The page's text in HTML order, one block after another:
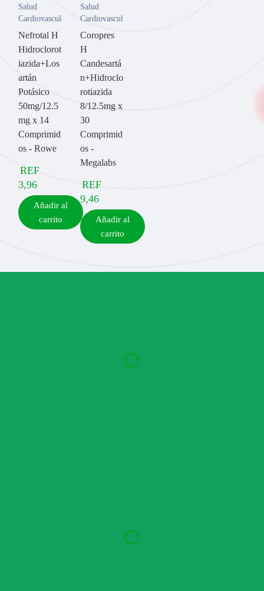
Salud
Cardiovascular
Nefrotal H
Hidroclorot
iazida+Los
artán
Potásico
50mg/12.5
mg x 14
Comprimid
os - Rowe
REF
3,96
Añadir al
carrito
Salud
Cardiovascular
Coropres
H
Candesartá
n+Hidroclo
rotiazida
8/12.5mg x
30
Comprimid
os -
Megalabs
REF
9,46
Añadir al
carrito